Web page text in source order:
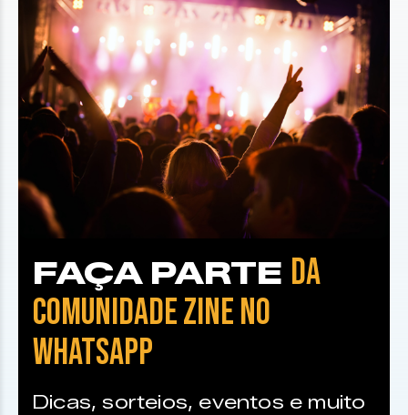
FAÇA PARTE DA
COMUNIDADE ZINE NO
WHATSAPP
Dicas, sorteios, eventos e muito